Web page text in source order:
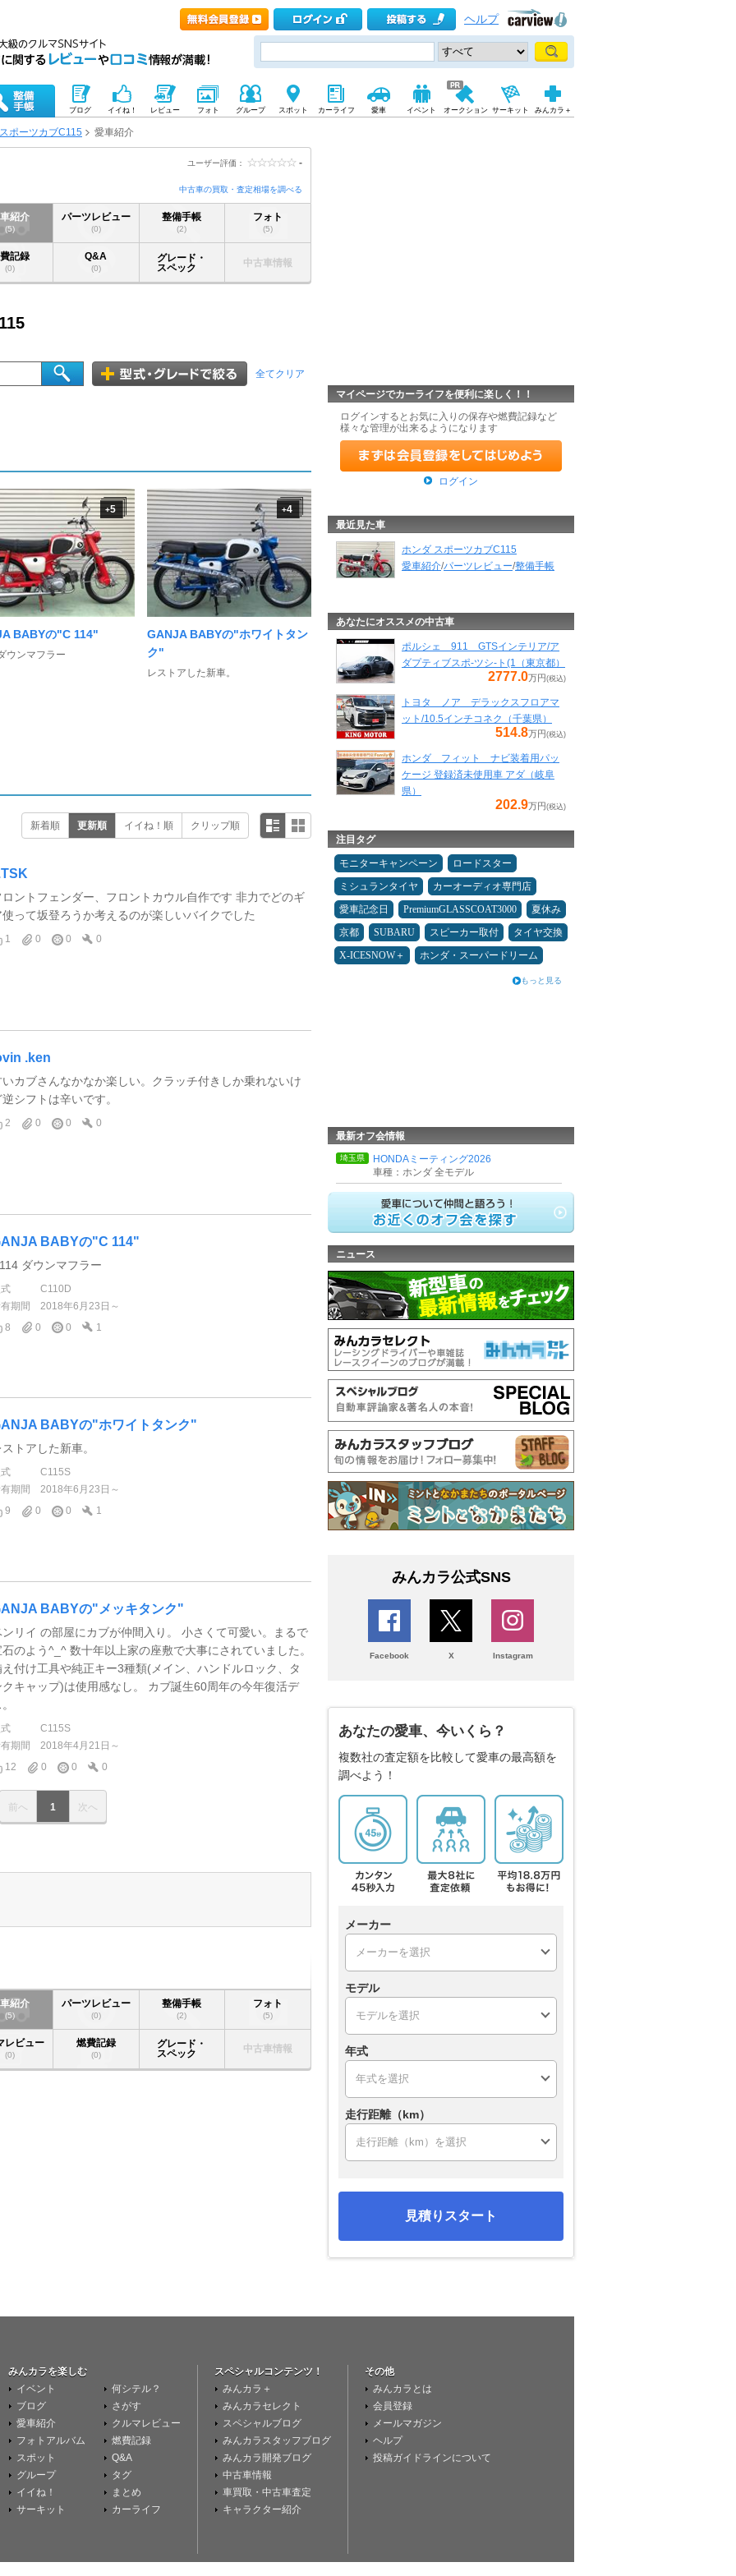
ヘルプ
ブログ イイね！ レビュー フォト グループ スポット カーライフ 愛車 イベント オークション サーキット みんカラ＋
スポーツカブC115 愛車紹介
ユーザー評価： -
中古車の買取・査定相場を調べる
紹介
(5)
パーツレビュー
(0)
整備手帳
(2)
フォト
(5)
記録
(0)
Q&A
(0)
グレード・
スペック
中古車情報
全てクリア
+5
BABYの"C 114"
ウンマフラー
+4
GANJA BABYの"ホワイトタン
ク"
レストアした新車。
新着順 更新順 イイね！順 クリップ順
ロントフェンダー、フロントカウル自作です 非力でどのギ
使って坂登ろうか考えるのが楽しいバイクでした
1 0 0 0
.ken
いカブさんなかなか楽しい。クラッチ付きしか乗れないけ
シフトは辛いです。
2 0 0 0
BABYの"C 114"
ダウンマフラー
C110D
期間
2018年6月23日～
8
0 0 1
BABYの"ホワイトタンク"
トアした新車。
C115S
期間
2018年6月23日～
9
0 0 1
BABYの"メッキタンク"
ンリイ の部屋にカブが仲間入り。 小さくて可愛い。まるで
石のよう^_^ 数十年以上家の座敷で大事にされていました。
え付け工具や純正キー3種類(メイン、ハンドルロック、タ
クキャップ)は使用感なし。 カブ誕生60周年の今年復活デ
C115S
期間
2018年4月21日～
12
0 0 0
前へ 1 次へ
紹介
(5)
パーツレビュー
(0)
整備手帳
(2)
フォト
(5)
レビュー
(0)
燃費記録
(0)
グレード・
スペック
中古車情報
マイページでカーライフを便利に楽しく！！
ログインするとお気に入りの保存や燃費記録など
様々な管理が出来るようになります
ログイン
最近見た車
ホンダ スポーツカブC115
愛車紹介/パーツレビュー/整備手帳
あなたにオススメの中古車
ポルシェ 911 GTSインテリア/ア
ダプティブスポ-ツシ-ト(1（東京都）
2777.0万円 (税込)
トヨタ ノア デラックスフロアマ
ット/10.5インチコネク（千葉県）
514.8万円 (税込)
ホンダ フィット ナビ装着用パッ
ケージ 登録済未使用車 アダ（岐阜
県）
202.9万円 (税込)
注目タグ
モニターキャンペーン
ロードスター
ミシュランタイヤ
カーオーディオ専門店
愛車記念日
PremiumGLASSCOAT3000
夏休み
京都
SUBARU スピーカー取付
タイヤ交換
X-ICESNOW＋
ホンダ・スーパードリーム
もっと見る
最新オフ会情報
埼玉県
HONDAミーティング2026
車種：ホンダ 全モデル
ニュース
みんカラ公式SNS
Facebook X Instagram
あなたの愛車、今いくら？
複数社の査定額を比較して愛車の最高額を
調べよう！
メーカー
モデル
年式
走行距離（km）
見積りスタート
みんカラを楽しむ
イベント
ブログ
愛車紹介
フォトアルバム
スポット
グループ
イイね！
サーキット
何シテル？
さがす
クルマレビュー
燃費記録
Q&A
タグ
まとめ
カーライフ
スペシャルコンテンツ！
みんカラ＋
みんカラセレクト
スペシャルブログ
みんカラスタッフブログ
みんカラ開発ブログ
中古車情報
車買取・中古車査定
キャラクター紹介
その他
みんカラとは
会員登録
メールマガジン
ヘルプ
投稿ガイドラインについて